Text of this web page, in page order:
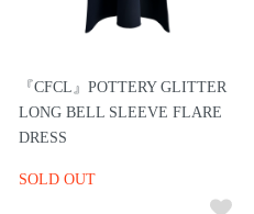
『CFCL』POTTERY GLITTER
LONG BELL SLEEVE FLARE
DRESS
SOLD OUT